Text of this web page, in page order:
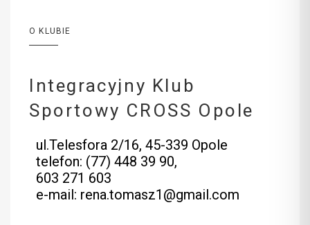
O KLUBIE
Integracyjny Klub
Sportowy CROSS Opole
ul.Telesfora 2/16, 45-339 Opole
telefon: (77) 448 39 90,
603 271 603
e-mail: rena.tomasz1@gmail.com